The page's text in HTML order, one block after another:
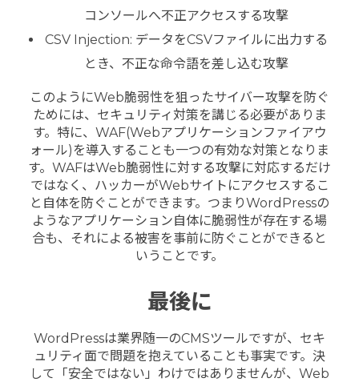
コンソールへ不正アクセスする攻撃
CSV Injection: データをCSVファイルに出力する
とき、不正な命令語を差し込む攻撃
このようにWeb脆弱性を狙ったサイバー攻撃を防ぐ
ためには、セキュリティ対策を講じる必要がありま
す。特に、WAF(Webアプリケーションファイアウ
ォール)を導入することも一つの有効な対策となりま
す。WAFはWeb脆弱性に対する攻撃に対応するだけ
ではなく、ハッカーがWebサイトにアクセスするこ
と自体を防ぐことができます。つまりWordPressの
ようなアプリケーション自体に脆弱性が存在する場
合も、それによる被害を事前に防ぐことができると
いうことです。
最後に
WordPressは業界随一のCMSツールですが、セキ
ュリティ面で問題を抱えていることも事実です。決
して「安全ではない」わけではありませんが、Web